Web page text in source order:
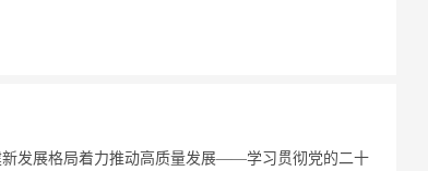
新发展格局着力推动高质量发展——学习贯彻党的二十